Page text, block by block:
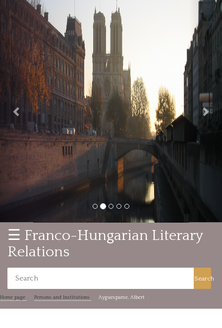
Previous
☰ Franco-Hungarian Literary
Relations
Search
Home page Persons and Institutions Ayguesparse, Albert